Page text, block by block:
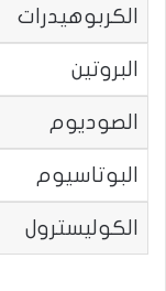
الكربوهيدرات
البروتين
الصوديوم
البوتاسيوم
الكوليسترول